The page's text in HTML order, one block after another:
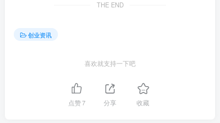
THE END
创业资讯
喜欢就支持一下吧
点赞7 分享 收藏